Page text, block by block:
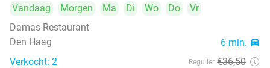
Vandaag Morgen Ma Di Wo Do
Vr
Damas Restaurant
Den Haag
6 min. directions_car
Verkocht: 2 Regulier €36,50